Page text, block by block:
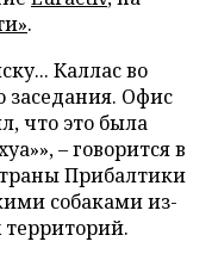
.
Каллас во
заседания. Офис
что это была
– говорится в
Прибалтики
собаками из-